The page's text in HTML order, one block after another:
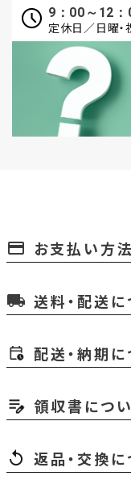
9：00～12
定休日／日曜・
payment お支払い方
local_shipping 送料・配送に
配送・納期に
領収書につ
返品・交換に